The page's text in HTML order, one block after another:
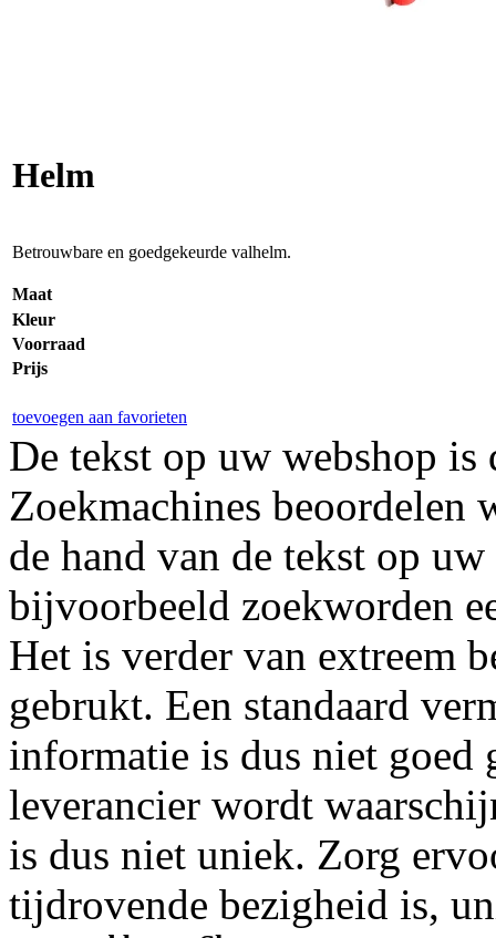
Helm
Betrouwbare en goedgekeurde valhelm.
Maat
Kleur
Voorraad
Prijs
toevoegen aan favorieten
De tekst op uw webshop
Zoekmachines beoordelen
de hand van de tekst op
bijvoorbeeld zoekworden
Het is verder van extreem
gebrukt. Een standaard
informatie is dus niet goed
leverancier wordt
is dus niet uniek. Zorg
tijdrovende bezigheid is,